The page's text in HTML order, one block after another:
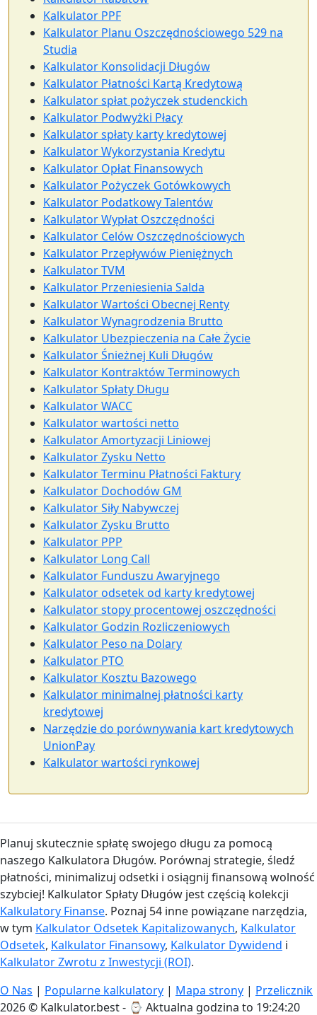
Kalkulator PPF
Kalkulator Planu Oszczędnościowego 529 na
Studia
Kalkulator Konsolidacji Długów
Kalkulator Płatności Kartą Kredytową
Kalkulator spłat pożyczek studenckich
Kalkulator Podwyżki Płacy
Kalkulator spłaty karty kredytowej
Kalkulator Wykorzystania Kredytu
Kalkulator Opłat Finansowych
Kalkulator Pożyczek Gotówkowych
Kalkulator Podatkowy Talentów
Kalkulator Wypłat Oszczędności
Kalkulator Celów Oszczędnościowych
Kalkulator Przepływów Pieniężnych
Kalkulator TVM
Kalkulator Przeniesienia Salda
Kalkulator Wartości Obecnej Renty
Kalkulator Wynagrodzenia Brutto
Kalkulator Ubezpieczenia na Całe Życie
Kalkulator Śnieżnej Kuli Długów
Kalkulator Kontraktów Terminowych
Kalkulator Spłaty Długu
Kalkulator WACC
Kalkulator wartości netto
Kalkulator Amortyzacji Liniowej
Kalkulator Zysku Netto
Kalkulator Terminu Płatności Faktury
Kalkulator Dochodów GM
Kalkulator Siły Nabywczej
Kalkulator Zysku Brutto
Kalkulator PPP
Kalkulator Long Call
Kalkulator Funduszu Awaryjnego
Kalkulator odsetek od karty kredytowej
Kalkulator stopy procentowej oszczędności
Kalkulator Godzin Rozliczeniowych
Kalkulator Peso na Dolary
Kalkulator PTO
Kalkulator Kosztu Bazowego
Kalkulator minimalnej płatności karty
kredytowej
Narzędzie do porównywania kart kredytowych
UnionPay
Kalkulator wartości rynkowej
Planuj skutecznie spłatę swojego długu za pomocą
naszego Kalkulatora Długów. Porównaj strategie, śledź
płatności, minimalizuj odsetki i osiągnij finansową wolność
szybciej! Kalkulator Spłaty Długów jest częścią kolekcji
Kalkulatory Finanse. Poznaj 54 inne powiązane narzędzia,
w tym Kalkulator Odsetek Kapitalizowanych, Kalkulator
Odsetek, Kalkulator Finansowy, Kalkulator Dywidend i
Kalkulator Zwrotu z Inwestycji (ROI).
O Nas | Popularne kalkulatory | Mapa strony | Przelicznik
2026 © Kalkulator.best - ⌚ Aktualna godzina to 19:24:20